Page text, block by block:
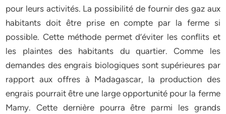
pour leurs activités. La possibilité de fournir des gaz aux
habitants doit être prise en compte par la ferme si
possible. Cette méthode permet d’éviter les conflits et
les plaintes des habitants du quartier. Comme les
demandes des engrais biologiques sont supérieures par
rapport aux offres à Madagascar, la production des
engrais pourrait être une large opportunité pour la ferme
Mamy. Cette dernière pourra être parmi les grands